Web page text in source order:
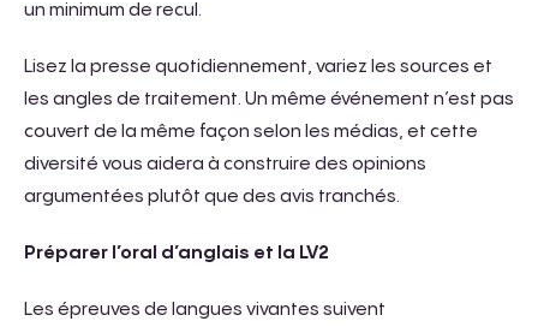
un minimum de recul.
Lisez la presse quotidiennement, variez les sources et
les angles de traitement. Un même événement n’est pas
couvert de la même façon selon les médias, et cette
diversité vous aidera à construire des opinions
argumentées plutôt que des avis tranchés.
Préparer l’oral d’anglais et la LV2
Les épreuves de langues vivantes suivent